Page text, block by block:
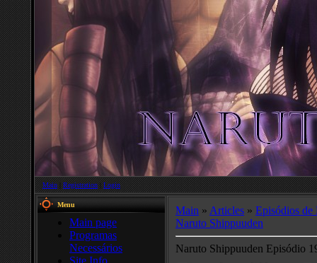
Main|Registration |Login
Menu
Main page
Programas
Necessários
Site Info
Main » Articles » Episódios de
Naruto Shippuuden
Naruto Shippuuden Episódio